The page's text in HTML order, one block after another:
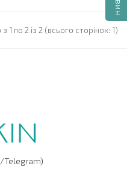
1 по 2 із 2 (всього сторінок: 1)
Telegram)